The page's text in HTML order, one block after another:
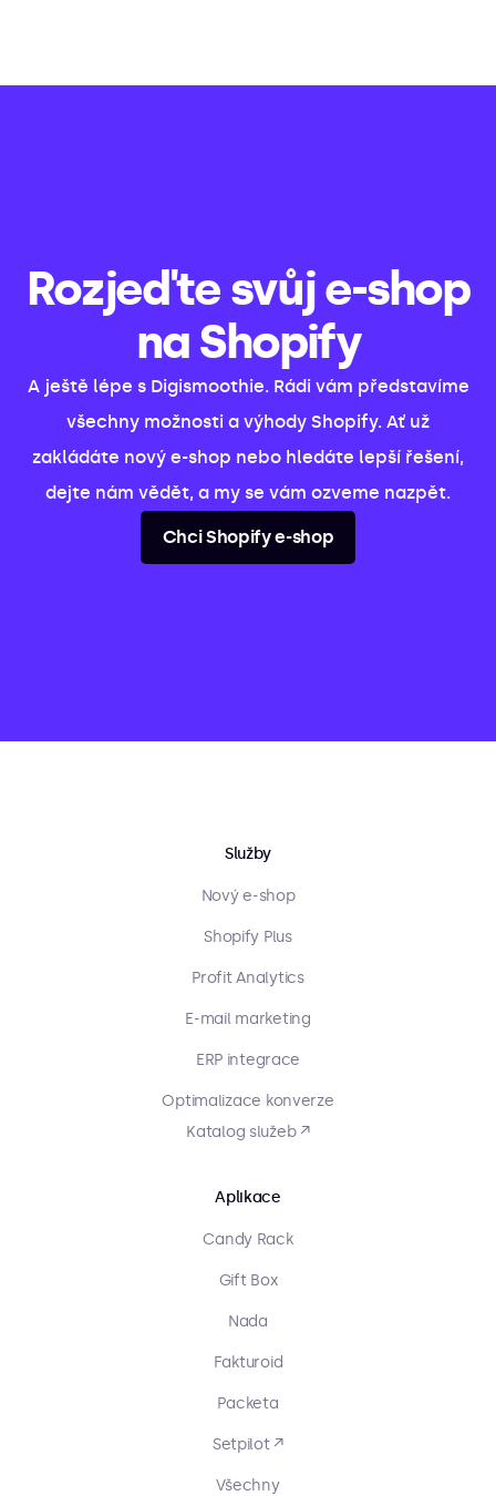
Rozjeďte svůj e-shop
na Shopify
A ještě lépe s Digismoothie. Rádi vám představíme
všechny možnosti a výhody Shopify. Ať už
zakládáte nový e-shop nebo hledáte lepší řešení,
dejte nám vědět, a my se vám ozveme nazpět.
Chci Shopify e-shop
Služby
Nový e-shop
Shopify Plus
Profit Analytics
E-mail marketing
ERP integrace
Optimalizace konverze
Katalog služeb ↗
Aplikace
Candy Rack
Gift Box
Nada
Fakturoid
Packeta
Setpilot ↗
Všechny